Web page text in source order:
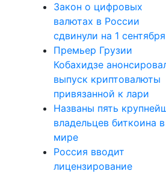
Закон о цифровых
валютах в России
сдвинули на 1 сентября
Премьер Грузии
Кобахидзе
выпуск криптовалюты
привязанной к лари
Названы пять
владельцев биткоина в
мире
Россия вводит
лицензирование